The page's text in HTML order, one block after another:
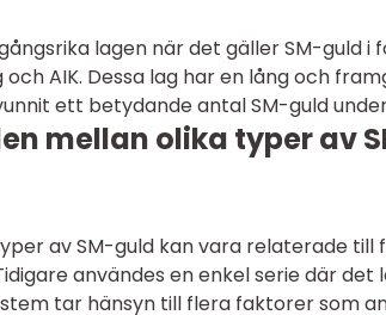
lagen när det gäller SM-guld i
och AIK. Dessa lag har en lång och
ett betydande antal SM-guld
mellan olika typer av
av SM-guld kan vara relaterade
användes en enkel serie där
tar hänsyn till flera faktorer som